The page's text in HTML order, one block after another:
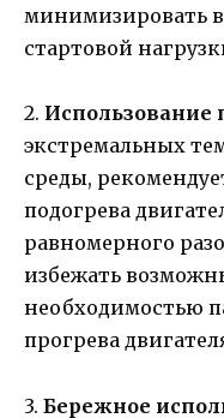
минимизировать
стартовой
2. Использование
экстремальных
среды,
подогрева
равномерного
избежать
необходимостью
прогрева
3. Бережное